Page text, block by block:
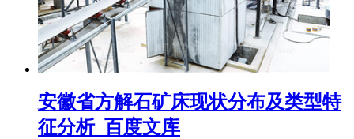
安徽省方解石矿床现状分布及类型特
征分析_百度文库